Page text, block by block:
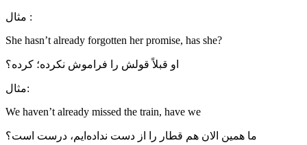
مثال :
She hasn’t already forgotten her promise, has she?
او قبلاً قولش را فراموش نکرده؛ کرده؟
مثال:
We haven’t already missed the train, have we
ما همین الان هم قطار را از دست نداده‌ایم، درست است؟